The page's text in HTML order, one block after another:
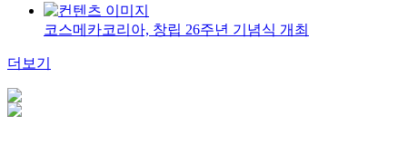
코스메카코리아, 창립 26주년 기념식 개최
더보기